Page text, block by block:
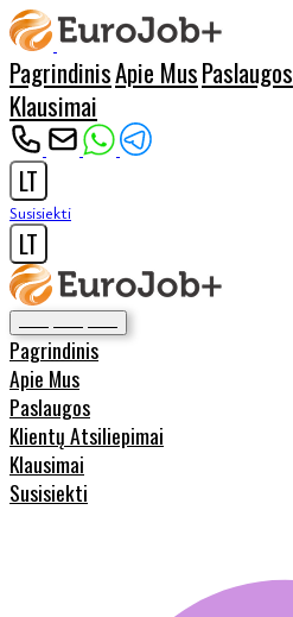
PagrindinisApie MusPaslaugos
Klausimai
LT
Susisiekti
LT
Pagrindinis
Apie Mus
Paslaugos
Klientų Atsiliepimai
Klausimai
Susisiekti